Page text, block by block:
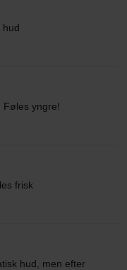
hud
Føles yngre!
frisk
hud, men efter